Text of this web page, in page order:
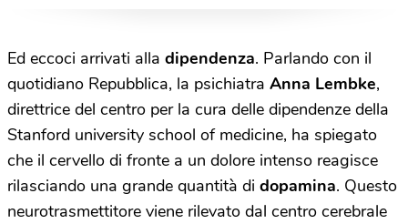
Ed eccoci arrivati alla dipendenza. Parlando con il
quotidiano Repubblica, la psichiatra Anna Lembke,
direttrice del centro per la cura delle dipendenze della
Stanford university school of medicine, ha spiegato
che il cervello di fronte a un dolore intenso reagisce
rilasciando una grande quantità di dopamina. Questo
neurotrasmettitore viene rilevato dal centro cerebrale